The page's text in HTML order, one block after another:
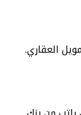
العقاري.